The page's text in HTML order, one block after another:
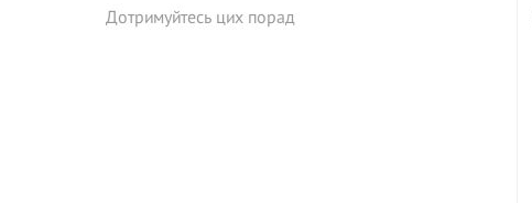
Дотримуйтесь цих порад